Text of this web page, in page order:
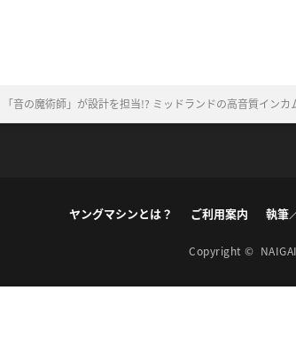
「音の魔術師」が設計を担当!? ミッドランドの高音質イン
ヤングマシンとは？ ご利用案内 執筆
Copyright ©